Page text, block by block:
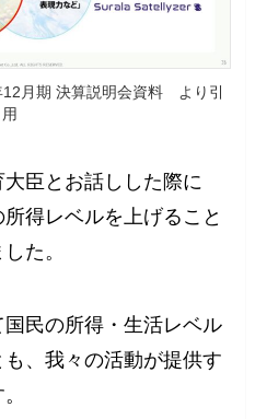
月期 決算説明会資料 より引
用
臣とお話しした際に
所得レベルを上げること
た。
民の所得・生活レベル
、我々の活動が提供す